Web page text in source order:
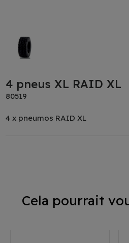
4 pneus XL RAID XL
80519
4 x pneumos RAID XL
Cela pourrait